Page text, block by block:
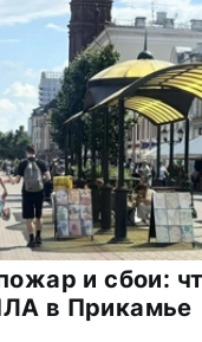
и сбои:
в Прикамье